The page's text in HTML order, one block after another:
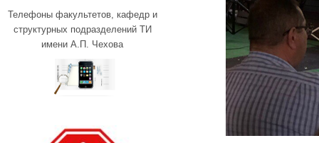
Телефоны факультетов, кафедр и
структурных подразделений ТИ
имени А.П. Чехова